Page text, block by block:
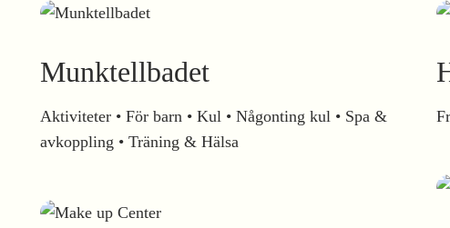
Munktellbadet
Aktiviteter • För barn • Kul • Någonting kul • Spa &
avkoppling • Träning & Hälsa